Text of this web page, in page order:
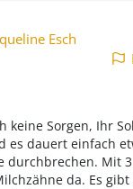
Esch
keine Sorgen, Ihr
es dauert einfach
durchbrechen. Mit
da. Es